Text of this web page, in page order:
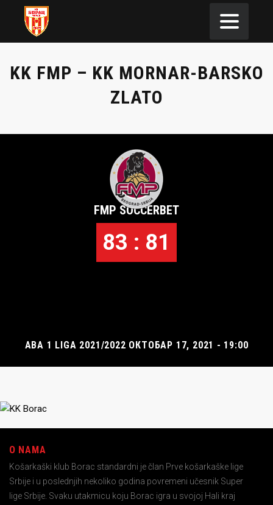
KK FMP – KK MORNAR-BARSKO
ZLATO
FMP SOCCERBET
83 : 81
ABA 1 LIGA 2021/2022 ОКТОБАР 17, 2021 - 19:00
O NAMA
Košarkaški klub Borac standardni je član Prve košarkaške lige
Srbije i u poslednjih nekoliko godina povremeni učesnik Super
lige Srbije. Svaku utakmicu koju Borac igra u svojoj Hali kraj